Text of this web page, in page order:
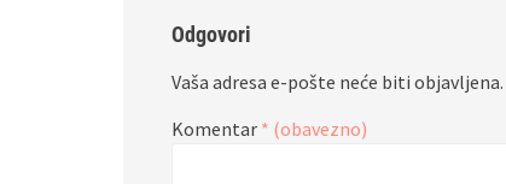
Odgovori
Vaša adresa e-pošte neće biti objavljena.
Komentar * (obavezno)